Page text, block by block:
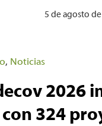
5 de agosto
, Noticias
2026
con 324